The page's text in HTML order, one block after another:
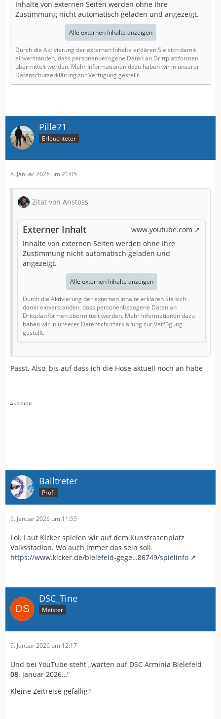
Inhalte von externen Seiten werden ohne Ihre
Zustimmung nicht automatisch geladen und angezeigt.
Alle externen Inhalte anzeigen
Durch die Aktivierung der externen Inhalte erklären Sie sich damit
einverstanden, dass personenbezogene Daten an Drittplattformen
übermittelt werden. Mehr Informationen dazu haben wir in unserer
Datenschutzerklärung zur Verfügung gestellt.
Pille71
Erleuchteter
8. Januar 2026 um 21:05
Zitat von Anstoss
Externer Inhalt
www.youtube.com
Inhalte von externen Seiten werden ohne Ihre
Zustimmung nicht automatisch geladen und
angezeigt.
Alle externen Inhalte anzeigen
Durch die Aktivierung der externen Inhalte erklären Sie sich
damit einverstanden, dass personenbezogene Daten an
Drittplattformen übermittelt werden. Mehr Informationen dazu
haben wir in unserer Datenschutzerklärung zur Verfügung
gestellt.
Passt. Also, bis auf dass ich die Hose aktuell noch an habe
Balltreter
Profi
9. Januar 2026 um 11:55
Lol. Laut Kicker spielen wir auf dem Kunstrasenplatz
Volksstadion. Wo auch immer das sein soll.
https://www.kicker.de/bielefeld-gege…86749/spielinfo
DSC_Tine
Meister
9. Januar 2026 um 12:17
Und bei YouTube steht „warten auf DSC Arminia Bielefeld
08. Januar 2026…“
Kleine Zeitreise gefällig?